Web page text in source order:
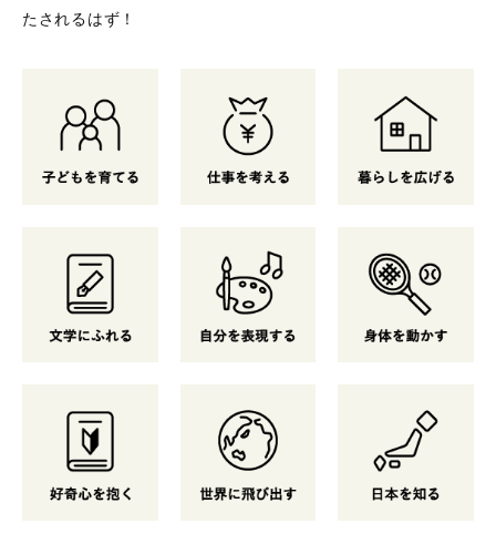
たされるはず！